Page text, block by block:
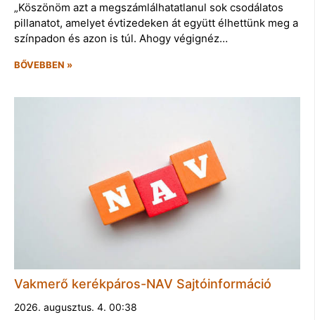
„Köszönöm azt a megszámlálhatatlanul sok csodálatos
pillanatot, amelyet évtizedeken át együtt élhettünk meg a
színpadon és azon is túl. Ahogy végignéz…
BŐVEBBEN »
Vakmerő kerékpáros-NAV Sajtóinformáció
2026. augusztus. 4. 00:38